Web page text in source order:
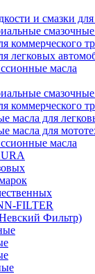
и смазки для
коммерческого
легковых
масла
коммерческого
масла для
масла для
масла
FILTER
Фильтр)